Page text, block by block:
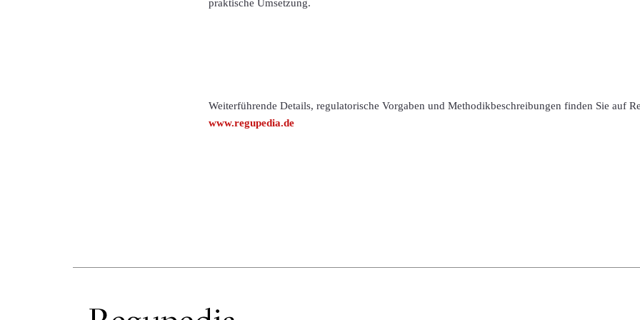
praktische Umsetzung.
Weiterführende Details, regulatorische Vorgaben und Methodikbeschreibungen finden Sie auf
www.regupedia.de